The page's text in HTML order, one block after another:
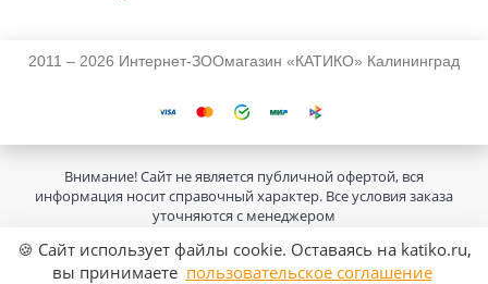
2011 – 2026 Интернет-ЗООмагазин «КАТИКО» Калининград
🍪 Сайт использует файлы cookie. Оставаясь на katiko.ru,
вы принимаете пользовательское соглашение
Внимание! Сайт не является публичной офертой, вся
информация носит справочный характер. Все условия заказа
уточняются с менеджером